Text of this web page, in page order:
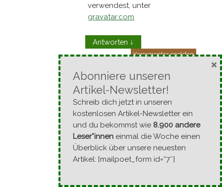
verwendest, unter
gravatar.com
Antworten ↓
Kommentar melden
7. Mai 2013 um
12:35
merci für die info :) –
hättest den kommentar
gern löschen können –
is ja nun nicht soooo
interessant für die
Abonniere unseren
Artikel-Newsletter!
Schreib dich jetzt in unseren
kostenlosen Artikel-Newsletter ein
und du bekommst wie 8.900 andere
Leser*innen einmal die Woche einen
Überblick über unsere neuesten
Artikel: [mailpoet_form id=“7″]
×